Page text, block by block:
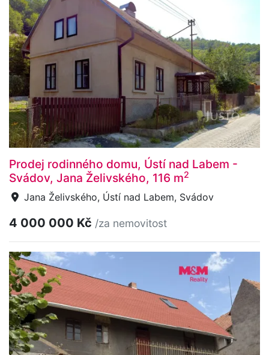
Prodej rodinného domu, Ústí nad Labem -
Svádov, Jana Želivského, 116 m2
Jana Želivského, Ústí nad Labem, Svádov
4 000 000 Kč /za nemovitost